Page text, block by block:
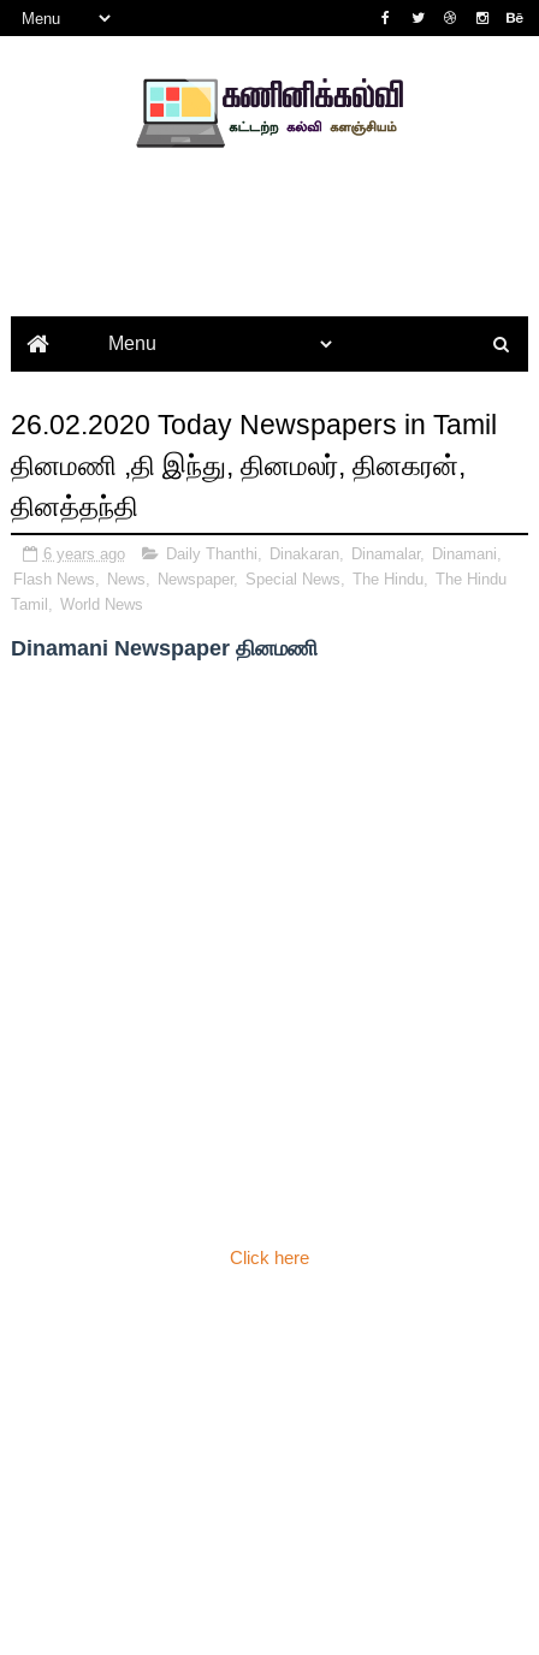
26.02.2020 Today Newspapers in Tamil
தினமணி ,தி இந்து, தினமலர், தினகரன்,
தினத்தந்தி
6 years ago Daily Thanthi Dinakaran, Dinamalar, Dinamani
Flash News
News Newspaper, Special News The Hindu
The Hindu
Tamil
World News
Dinamani Newspaper தினமணி
Click here